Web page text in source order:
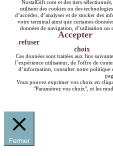
NostalGift.com et des tiers
utilisent des cookies ou des
d’accéder, d’analyser et de stocker des
votre terminal ainsi que certaines
données de navigation, d’utilisation ou
Accepter
refuser
choix
Ces données sont traitées aux fins
l’expérience utilisateur, de l'offre de
d’information, consulter notre politique
Vous pouvez exprimer vos choix en
"Paramétrez vos choix", et les
Fermer